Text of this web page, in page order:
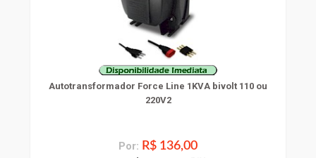
Autotransformador Force Line 1KVA bivolt 110 ou
220V2
Por: R$ 136,00